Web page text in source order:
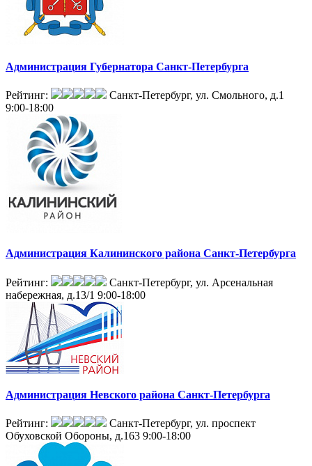
Администрация Губернатора Санкт-Петербурга
Рейтинг:
Санкт-Петербург, ул. Смольного, д.1
9:00-18:00
Администрация Калининского района Санкт-Петербурга
Рейтинг:
Санкт-Петербург, ул. Арсенальная
набережная, д.13/1 9:00-18:00
Администрация Невского района Санкт-Петербурга
Рейтинг:
Санкт-Петербург, ул. проспект
Обуховской Обороны, д.163 9:00-18:00